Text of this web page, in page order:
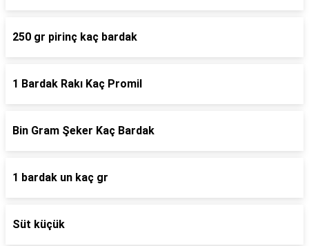
250 gr pirinç kaç bardak
1 Bardak Rakı Kaç Promil
Bin Gram Şeker Kaç Bardak
1 bardak un kaç gr
Süt küçük